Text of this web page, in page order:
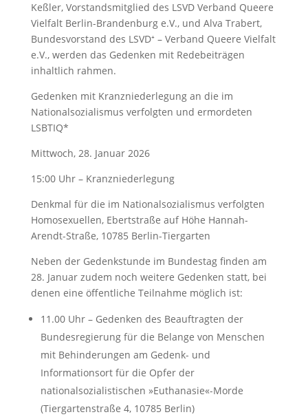
Keßler, Vorstandsmitglied des LSVD Verband Queere
Vielfalt Berlin-Brandenburg e.V., und Alva Trabert,
Bundesvorstand des LSVD⁺ – Verband Queere Vielfalt
e.V., werden das Gedenken mit Redebeiträgen
inhaltlich rahmen.
Gedenken mit Kranzniederlegung an die im
Nationalsozialismus verfolgten und ermordeten
LSBTIQ*
Mittwoch, 28. Januar 2026
15:00 Uhr – Kranzniederlegung
Denkmal für die im Nationalsozialismus verfolgten
Homosexuellen, Ebertstraße auf Höhe Hannah-
Arendt-Straße, 10785 Berlin-Tiergarten
Neben der Gedenkstunde im Bundestag finden am
28. Januar zudem noch weitere Gedenken statt, bei
denen eine öffentliche Teilnahme möglich ist:
11.00 Uhr – Gedenken des Beauftragten der
Bundesregierung für die Belange von Menschen
mit Behinderungen am Gedenk- und
Informationsort für die Opfer der
nationalsozialistischen »Euthanasie«-Morde
(Tiergartenstraße 4, 10785 Berlin)